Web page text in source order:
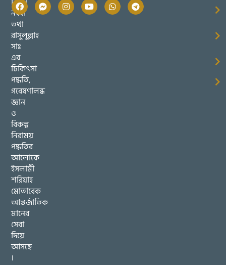
নববী
তথা
রাসুলুল্লাহ
সাঃ
এর
চিকিৎসা
পদ্ধতি,
গবেষণালব্ধ
জ্ঞান
ও
বিকল্প
নিরাময়
পদ্ধতির
আলোকে
ইসলামী
শরিয়াহ
মোতাবেক
আন্তর্জাতিক
মানের
সেবা
দিয়ে
আসছে
।